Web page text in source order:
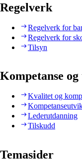
Regelverk
Regelverk for
Regelverk for
Tilsyn
Kompetanse
Kvalitet og
Lederutdanning
Tilskudd
Temasider